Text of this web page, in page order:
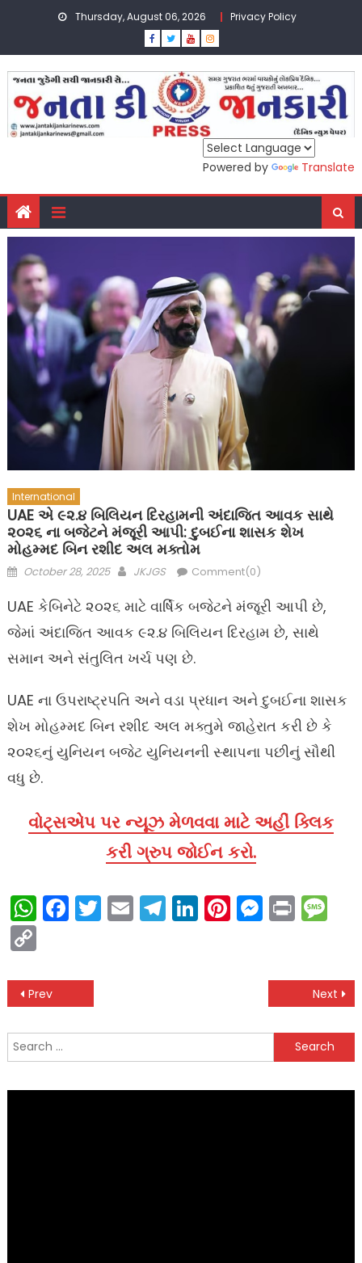
Thursday, August 06, 2026 Privacy Policy
Powered by Translate
International
UAE એ ૯૨.૪ બિલિયન દિરહામની અંદાજિત આવક સાથે
૨૦૨૬ ના બજેટને મંજૂરી આપી: દુબઈના શાસક શેખ
મોહમ્મદ બિન રશીદ અલ મક્તોમ
Posted
October 28, 2025 Author
JKJGS Comment(0)
UAE કેબિનેટે ૨૦૨૬ માટે વાર્ષિક બજેટને મંજૂરી આપી છે,
જેમાં અંદાજિત આવક ૯૨.૪ બિલિયન દિરહામ છે, સાથે
સમાન અને સંતુલિત ખર્ચ પણ છે.
UAE ના ઉપરાષ્ટ્રપતિ અને વડા પ્રધાન અને દુબઈના શાસક
શેખ મોહમ્મદ બિન રશીદ અલ મક્તુમે જાહેરાત કરી છે કે
૨૦૨૬નું યુનિયન બજેટ યુનિયનની સ્થાપના પછીનું સૌથી
વધુ છે.
વોટ્સએપ પર ન્યૂઝ મેળવવા માટે અહીં ક્લિક
કરી ગ્રુપ જોઈન કરો.
WhatsApp
Facebook
Twitter
EmailTelegram
LinkedIn
Pinterest
Print
Copy
Post
navigation
Prev Next
Search
for: